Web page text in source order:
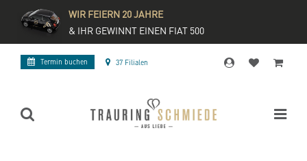
WIR FEIERN 20 JAHRE
& IHR GEWINNT EINEN FIAT 500
Termin buchen 37 Filialen